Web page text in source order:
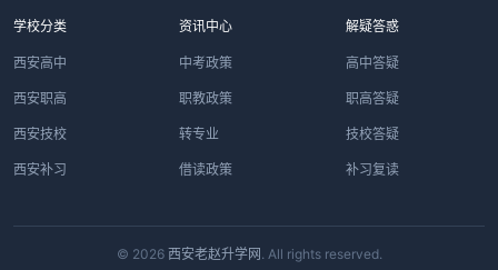
学校分类
西安高中
西安职高
西安技校
西安补习
资讯中心
中考政策
职教政策
转专业
借读政策
解疑答惑
高中答疑
职高答疑
技校答疑
补习复读
© 2026 西安老赵升学网 . All rights reserved.